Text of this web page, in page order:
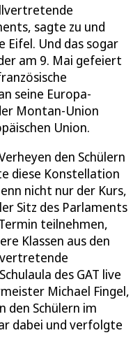
sagte zu und
Eifel. Und das sogar
am 9. Mai gefeiert
seine Europa-
Montan-Union
Union.
den Schülern
diese Konstellation
nicht nur der Kurs,
Sitz des Parlaments
teilnehmen,
Klassen aus den
des GAT live
Michael Fingel,
den Schülern im
dabei und verfolgte